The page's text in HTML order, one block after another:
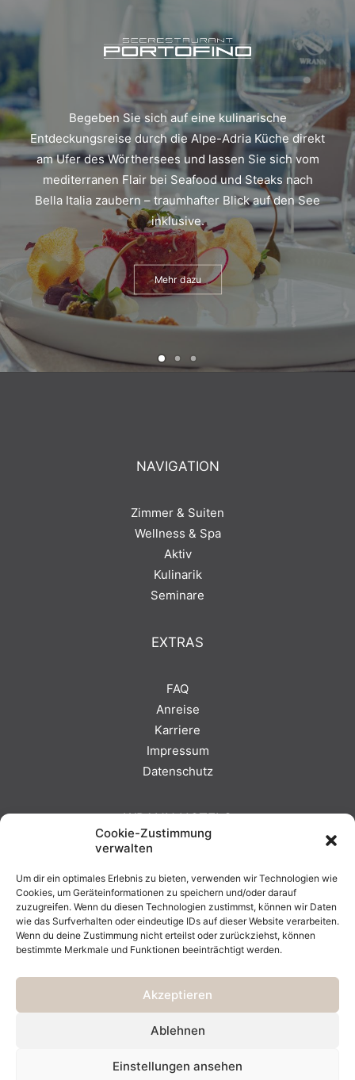
Cookie-Zustimmung
verwalten
Um dir ein optimales Erlebnis zu bieten, verwenden wir Technologien wie
Cookies, um Geräteinformationen zu speichern und/oder darauf
zuzugreifen. Wenn du diesen Technologien zustimmst, können wir Daten
wie das Surfverhalten oder eindeutige IDs auf dieser Website verarbeiten.
Wenn du deine Zustimmung nicht erteilst oder zurückziehst, können
bestimmte Merkmale und Funktionen beeinträchtigt werden.
Akzeptieren
Ablehnen
Einstellungen ansehen
Begeben Sie sich auf eine kulinarische
Entdeckungsreise durch die Alpe-Adria Küche direkt
am Ufer des Wörthersees und lassen Sie sich vom
mediterranen Flair bei Seafood und Steaks nach
Bella Italia zaubern – traumhafter Blick auf den See
inklusive.
Mehr dazu
NAVIGATION
Zimmer & Suiten
Wellness & Spa
Aktiv
Kulinarik
Seminare
EXTRAS
FAQ
Anreise
Karriere
Impressum
Datenschutz
WRANN HOTELS
HOTEL BERGKRISTALL
WRANN HOTELS